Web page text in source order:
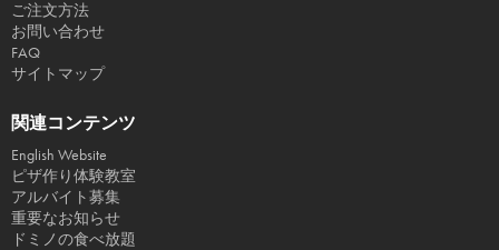
ご注文方法
お問い合わせ
FAQ
サイトマップ
関連コンテンツ
English Website
ピザ作り体験教室
アルバイト募集
重要なお知らせ
ドミノの食べ放題